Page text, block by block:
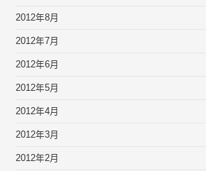
2012年8月
2012年7月
2012年6月
2012年5月
2012年4月
2012年3月
2012年2月